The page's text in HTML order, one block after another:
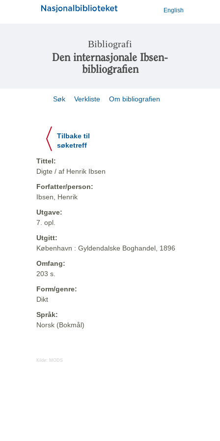
English
Bibliografi
Den internasjonale Ibsen-
bibliografien
Søk Verkliste Om bibliografien
Tilbake til
søketreff
Tittel:
Digte / af Henrik Ibsen
Forfatter/person:
Ibsen, Henrik
Utgave:
7. opl.
Utgitt:
København : Gyldendalske Boghandel, 1896
Omfang:
203 s.
Form/genre:
Dikt
Språk:
Norsk (Bokmål)
Kilde: MODS